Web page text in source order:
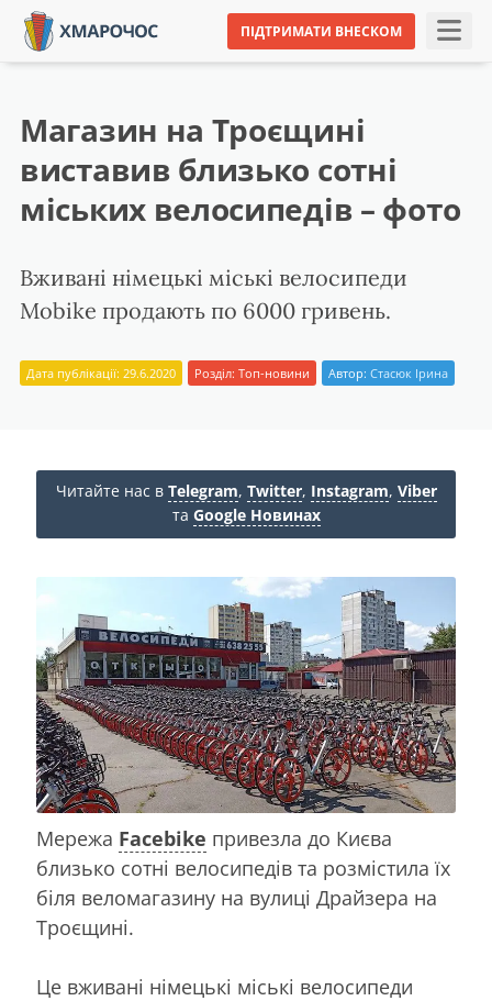
ПІДТРИМАТИ ВНЕСКОМ
Магазин на Троєщині
виставив близько сотні
міських велосипедів – фото
Вживані німецькі міські велосипеди
Mobike продають по 6000 гривень.
Дата публікації: 29.6.2020 Розділ: Топ-новини Автор: Стасюк Ірина
Читайте нас в Telegram, Twitter, Instagram, Viber
та Google Новинах
Мережа Facebike привезла до Києва
близько сотні велосипедів та розмістила їх
біля веломагазину на вулиці Драйзера на
Троєщині.
Це вживані німецькі міські велосипеди